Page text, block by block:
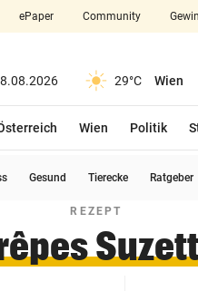
closeSchließen
arrow_right
ePaper Community
29°C Wien
Wien Politik
Gesund Tierecke Ratgeber
REZEPT